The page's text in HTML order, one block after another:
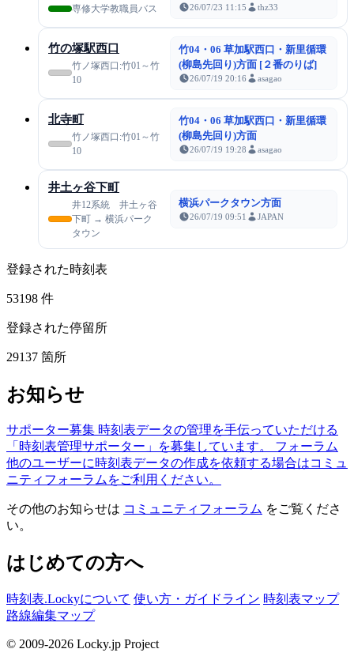
専修大学教職員バス 26/07/23 11:15 thz33
竹の塚駅西口
竹ノ塚西口:竹01～竹
10
竹04・06 草加駅西口・新里循環
(柳島先回り)方面 [２番のりば]
26/07/19 20:16 asagao
北寺町
竹ノ塚西口:竹01～竹
10
竹04・06 草加駅西口・新里循環
(柳島先回り)方面
26/07/19 19:28 asagao
井土ヶ谷下町
井12系統 井土ヶ谷
下町 → 横浜パーク
タウン
横浜パークタウン方面
26/07/19 09:51 JAPAN
登録された時刻表
53198 件
登録された停留所
29137 箇所
お知らせ
サポーター募集 時刻表データの管理を手伝っていただける
「時刻表管理サポーター」を募集しています。
フォーラム
他のユーザーに時刻表データの作成を依頼する場合はコミュ
ニティフォーラムをご利用ください。
その他のお知らせは コミュニティフォーラム をご覧くださ
い。
はじめての方へ
時刻表.Lockyについて 使い方・ガイドライン 時刻表マップ
路線編集マップ
© 2009-2026 Locky.jp Project